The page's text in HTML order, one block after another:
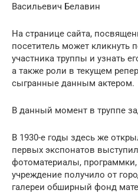
Васильевич Белавин
На странице сайта,
посетитель может кликнуть
участника труппы и узнать
а также роли в текущем
сыгранные данным актером.
В данный момент в труппе
В 1930-е годы здесь же
первых экспонатов
фотоматериалы,
учреждение получило от
галереи обширный фонд